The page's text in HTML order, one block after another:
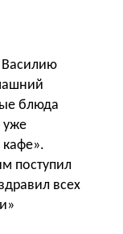
Василию
блюда
уже
поступил
всех